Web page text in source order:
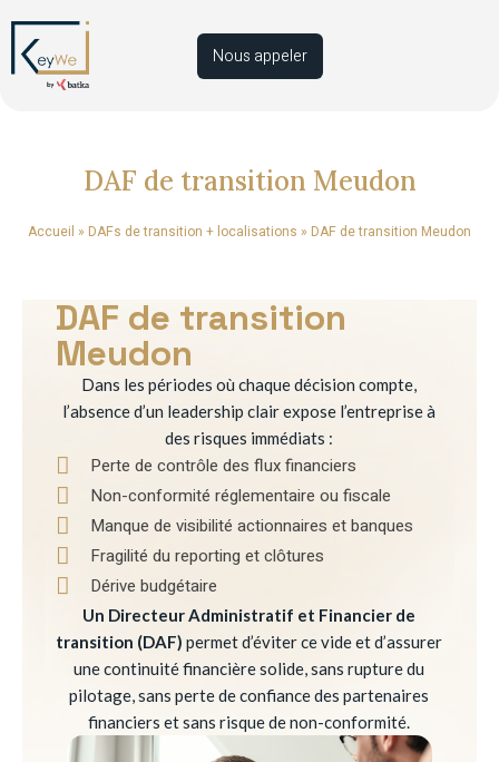
Nous appeler
DAF de transition Meudon
Accueil » DAFs de transition + localisations » DAF de transition Meudon
DAF de transition
Meudon
Dans les périodes où chaque décision compte,
l’absence d’un leadership clair expose l’entreprise à
des risques immédiats :
Perte de contrôle des flux financiers
Non-conformité réglementaire ou fiscale
Manque de visibilité actionnaires et banques
Fragilité du reporting et clôtures
Dérive budgétaire
Un Directeur Administratif et Financier de
transition (DAF) permet d’éviter ce vide et d’assurer
une continuité financière solide, sans rupture du
pilotage, sans perte de confiance des partenaires
financiers et sans risque de non-conformité.